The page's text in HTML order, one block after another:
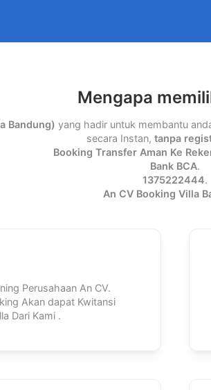
Mengapa
Bandung) yang hadir untuk membantu
secara Instan, tanpa
Booking Transfer Aman Ke
Bank BCA.
1375222444.
An CV Booking Villa
Perusahaan An CV.
Akan dapat Kwitansi
Dari Kami .